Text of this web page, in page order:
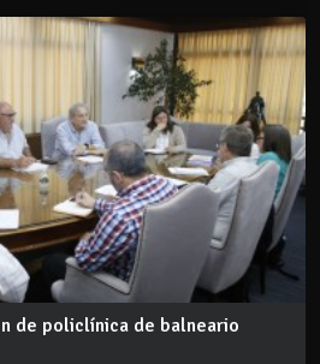
de policlínica de balneario